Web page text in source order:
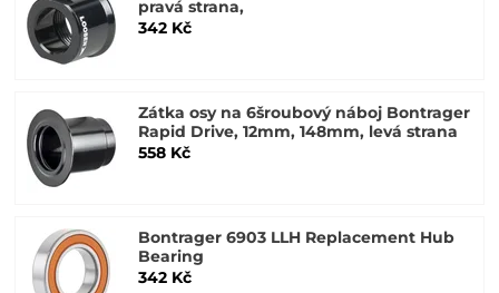
pravá strana,
342 Kč
Zátka osy na 6šroubový náboj Bontrager
Rapid Drive, 12mm, 148mm, levá strana
558 Kč
Bontrager 6903 LLH Replacement Hub
Bearing
342 Kč